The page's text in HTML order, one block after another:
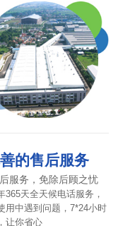
的售后服务
服务，免除后顾之忧
365天全天候电话服务，
用中遇到问题，7*24小时
让你省心